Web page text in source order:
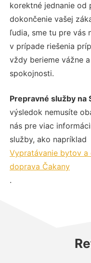
korektné jednanie od
dokončenie vašej
ľudia, sme tu pre vás
v prípade riešenia
vždy berieme vážne
spokojnosti.
Prepravné služby na
výsledok nemusíte
nás pre viac
služby, ako napríklad
Vypratávanie bytov a
doprava Čakany
.